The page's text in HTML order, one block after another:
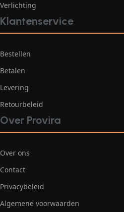
Verlichting
Klantenservice
Bestellen
Betalen
Levering
Retourbeleid
Over Provira
Over ons
Contact
Privacybeleid
Algemene voorwaarden